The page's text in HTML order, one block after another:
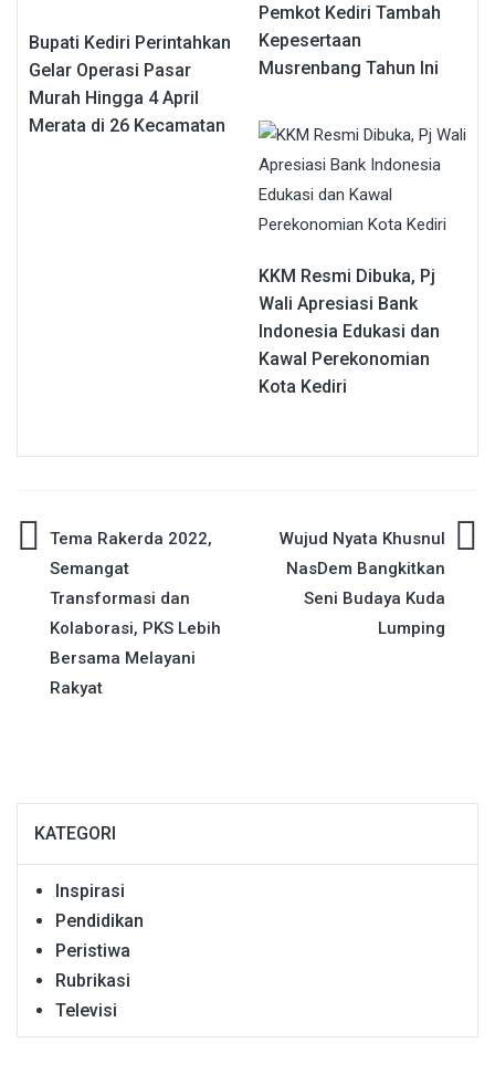
Bupati Kediri Perintahkan
Gelar Operasi Pasar
Murah Hingga 4 April
Merata di 26 Kecamatan
Pemkot Kediri Tambah
Kepesertaan
Musrenbang Tahun Ini
KKM Resmi Dibuka, Pj
Wali Apresiasi Bank
Indonesia Edukasi dan
Kawal Perekonomian
Kota Kediri
Navigasi
pos
Tema Rakerda 2022,
Semangat
Transformasi dan
Kolaborasi, PKS Lebih
Bersama Melayani
Rakyat
Wujud Nyata Khusnul
NasDem Bangkitkan
Seni Budaya Kuda
Lumping
KATEGORI
Inspirasi
Pendidikan
Peristiwa
Rubrikasi
Televisi